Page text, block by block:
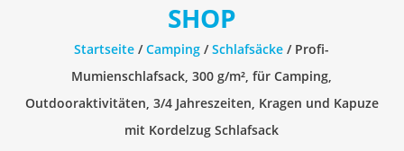
Gadgets
für
SHOP
Startseite /Camping /Schlafsäcke / Profi-
Mumienschlafsack, 300 g/m², für Camping,
Outdooraktivitäten, 3/4 Jahreszeiten, Kragen und Kapuze
mit Kordelzug Schlafsack